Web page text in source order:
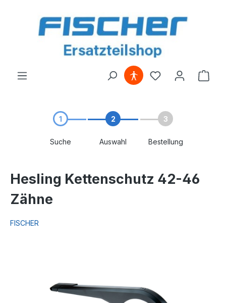
1
Suche
2
Auswahl
3
Bestellung
Hesling Kettenschutz 42-46
Zähne
FISCHER